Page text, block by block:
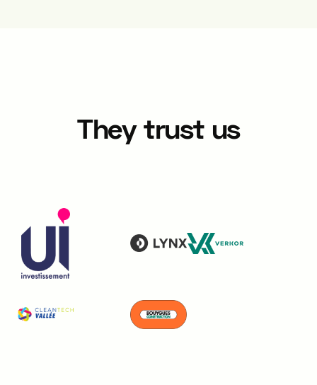
They trust us